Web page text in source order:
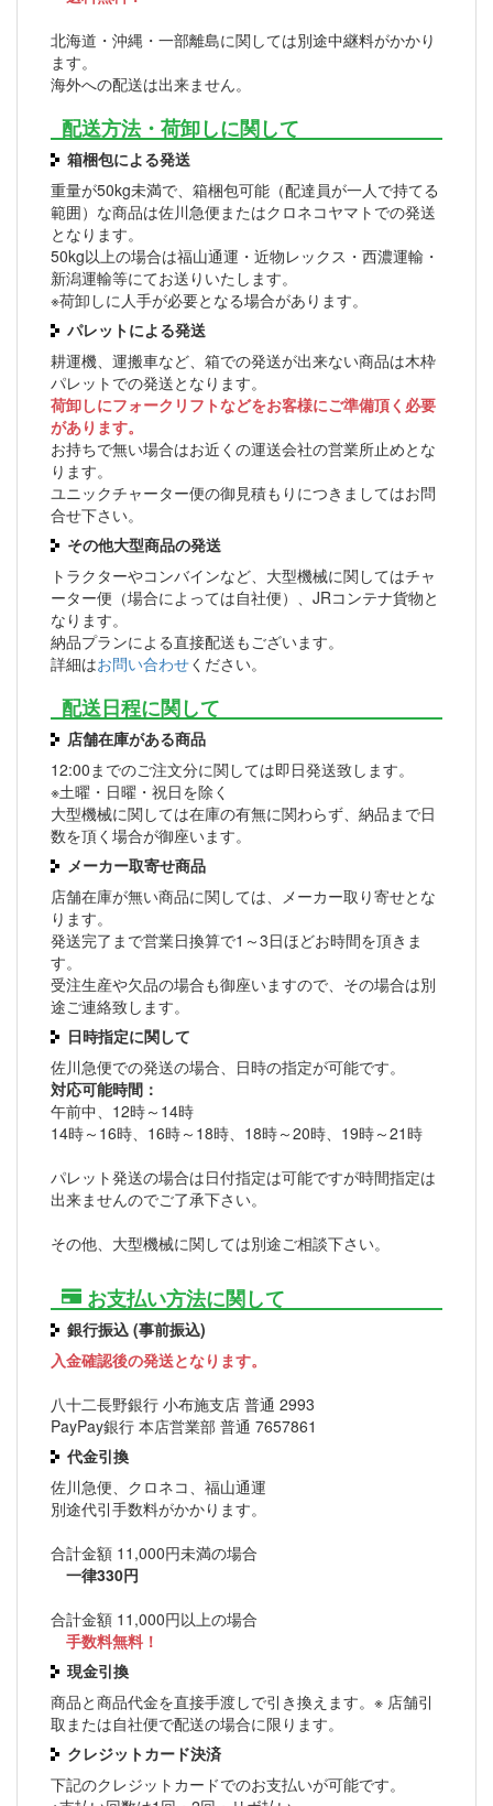
北海道・沖縄・一部離島に関しては別途中継料がかかり
ます。
海外への配送は出来ません。
配送方法・荷卸しに関して
箱梱包による発送
重量が50kg未満で、箱梱包可能（配達員が一人で持てる
範囲）な商品は佐川急便またはクロネコヤマトでの発送
となります。
50kg以上の場合は福山通運・近物レックス・西濃運輸・
新潟運輸等にてお送りいたします。
※荷卸しに人手が必要となる場合があります。
パレットによる発送
耕運機、運搬車など、箱での発送が出来ない商品は木枠
パレットでの発送となります。
荷卸しにフォークリフトなどをお客様にご準備頂く必要
があります。
お持ちで無い場合はお近くの運送会社の営業所止めとな
ります。
ユニックチャーター便の御見積もりにつきましてはお問
合せ下さい。
その他大型商品の発送
トラクターやコンバインなど、大型機械に関してはチャ
ーター便（場合によっては自社便）、JRコンテナ貨物と
なります。
納品プランによる直接配送もございます。
詳細はお問い合わせください。
配送日程に関して
店舗在庫がある商品
12:00までのご注文分に関しては即日発送致します。
※土曜・日曜・祝日を除く
大型機械に関しては在庫の有無に関わらず、納品まで日
数を頂く場合が御座います。
メーカー取寄せ商品
店舗在庫が無い商品に関しては、メーカー取り寄せとな
ります。
発送完了まで営業日換算で1～3日ほどお時間を頂きま
す。
受注生産や欠品の場合も御座いますので、その場合は別
途ご連絡致します。
日時指定に関して
佐川急便での発送の場合、日時の指定が可能です。
対応可能時間：
午前中、12時～14時
14時～16時、16時～18時、18時～20時、19時～21時
パレット発送の場合は日付指定は可能ですが時間指定は
出来ませんのでご了承下さい。
その他、大型機械に関しては別途ご相談下さい。
お支払い方法に関して
銀行振込 (事前振込)
入金確認後の発送となります。
八十二長野銀行 小布施支店 普通 2993
PayPay銀行 本店営業部 普通 7657861
代金引換
佐川急便、クロネコ、福山通運
別途代引手数料がかかります。
合計金額 11,000円未満の場合
一律330円
合計金額 11,000円以上の場合
手数料無料！
現金引換
商品と商品代金を直接手渡しで引き換えます。※ 店舗引
取または自社便で配送の場合に限ります。
クレジットカード決済
下記のクレジットカードでのお支払いが可能です。